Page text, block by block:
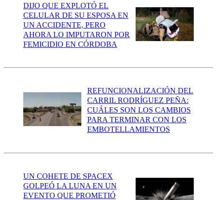
DIJO QUE EXPLOTÓ EL
CELULAR DE SU ESPOSA EN
UN ACCIDENTE, PERO
AHORA LO IMPUTARON POR
FEMICIDIO EN CÓRDOBA
REFUNCIONALIZACIÓN DEL
CARRIL RODRÍGUEZ PEÑA:
CUÁLES SON LOS CAMBIOS
PARA TERMINAR CON LOS
EMBOTELLAMIENTOS
UN COHETE DE SPACEX
GOLPEÓ LA LUNA EN UN
EVENTO QUE PROMETIÓ